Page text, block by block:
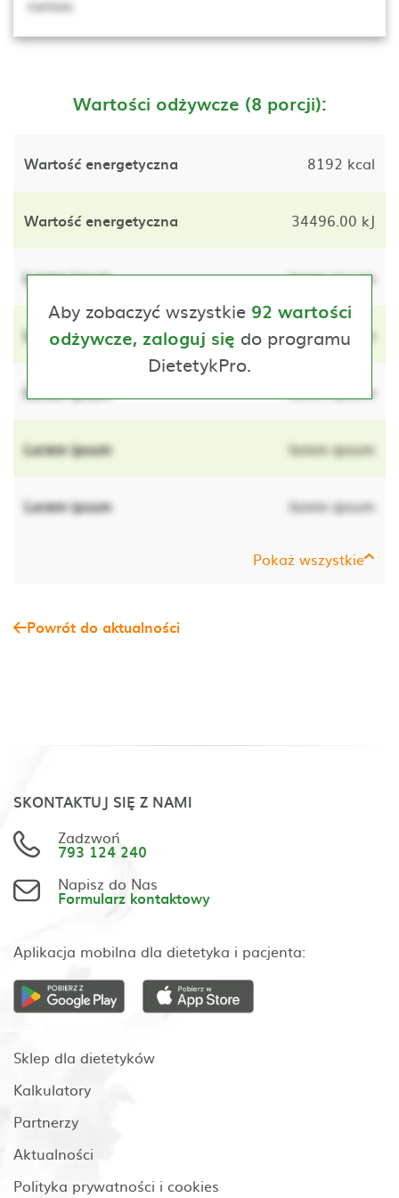
cursus.
Wartości odżywcze (8 porcji):
Wartość energetyczna 8192 kcal
Wartość energetyczna 34496.00 kJ
Lorem ipsum lorem ipsum
Lorem ipsum lorem ipsum
Lorem ipsum lorem ipsum
Lorem ipsum lorem ipsum
Lorem ipsum lorem ipsum
Pokaż wszystkie
Aby zobaczyć wszystkie 92 wartości
odżywcze, zaloguj się do programu
DietetykPro.
Powrót do aktualności
SKONTAKTUJ SIĘ Z NAMI
Zadzwoń
793 124 240
Napisz do Nas
Formularz kontaktowy
Aplikacja mobilna dla dietetyka i pacjenta:
Sklep dla dietetyków
Kalkulatory
Partnerzy
Aktualności
Polityka prywatności i cookies